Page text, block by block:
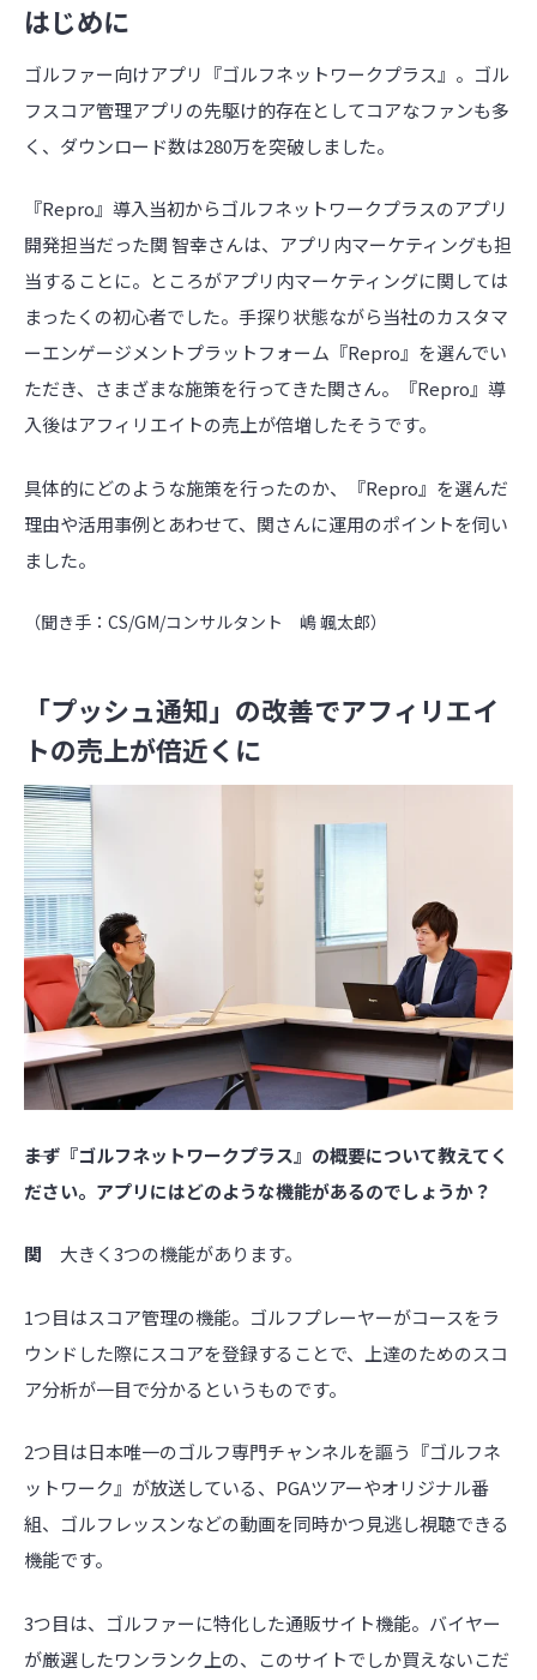
はじめに
ゴルファー向けアプリ『ゴルフネットワークプラス』。ゴル
フスコア管理アプリの先駆け的存在としてコアなファンも多
く、ダウンロード数は280万を突破しました。
『Repro』導入当初からゴルフネットワークプラスのアプリ
開発担当だった関 智幸さんは、アプリ内マーケティングも担
当することに。ところがアプリ内マーケティングに関しては
まったくの初心者でした。手探り状態ながら当社のカスタマ
ーエンゲージメントプラットフォーム『Repro』を選んでい
ただき、さまざまな施策を行ってきた関さん。『Repro』導
入後はアフィリエイトの売上が倍増したそうです。
具体的にどのような施策を行ったのか、『Repro』を選んだ
理由や活用事例とあわせて、関さんに運用のポイントを伺い
ました。
（聞き手：CS/GM/コンサルタント 嶋 颯太郎）
「プッシュ通知」の改善でアフィリエイ
トの売上が倍近くに
――まず『ゴルフネットワークプラス』の概要について教えてく
ださい。アプリにはどのような機能があるのでしょうか？
関 大きく3つの機能があります。
1つ目はスコア管理の機能。ゴルフプレーヤーがコースをラ
ウンドした際にスコアを登録することで、上達のためのスコ
ア分析が一目で分かるというものです。
2つ目は日本唯一のゴルフ専門チャンネルを謳う『ゴルフネ
ットワーク』が放送している、PGAツアーやオリジナル番
組、ゴルフレッスンなどの動画を同時かつ見逃し視聴できる
機能です。
3つ目は、ゴルファーに特化した通販サイト機能。バイヤー
が厳選したワンランク上の、このサイトでしか買えないこだ